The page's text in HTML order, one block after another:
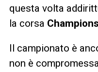
questa volta
la corsa Champions
Il campionato è
non è